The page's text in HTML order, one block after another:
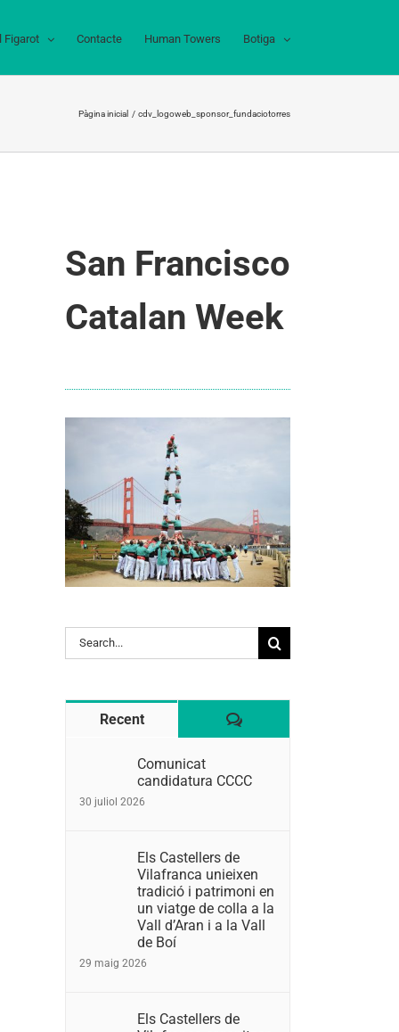
Figarot Contacte Human Towers Botiga
Pàgina inicial cdv_logoweb_sponsor_fundaciotorres
San Francisco
Catalan Week
Search
for:
Recent Comentaris
Comunicat
candidatura CCCC
30 juliol 2026
Els Castellers de
Vilafranca unieixen
tradició i patrimoni en
un viatge de colla a la
Vall d’Aran i a la Vall
de Boí
29 maig 2026
Els Castellers de